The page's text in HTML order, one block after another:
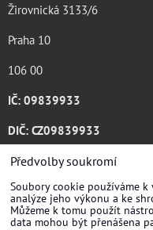
Žirovnická 3133/6
Praha 10
106 00
IČ: 09839933
DIČ: CZ09839933
Katalog ke stažení .pdf
Předvolby soukromí
Soubory cookie používáme
analýze jeho výkonu a ke
Můžeme k tomu použít
data mohou být přenášena